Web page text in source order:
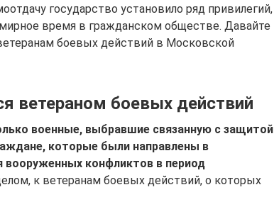
государство установило ряд привилегий,
время в гражданском обществе. Давайте
боевых действий в Московской
ветераном боевых действий
военные, выбравшие связанную с защитой
которые были направлены в
вооруженных конфликтов в период
к ветеранам боевых действий, о которых